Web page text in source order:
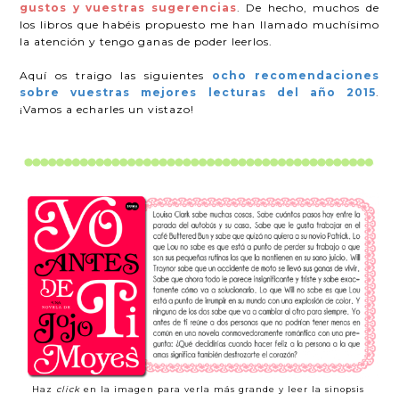
gustos y vuestras sugerencias. De hecho, muchos de
los libros que habéis propuesto me han llamado muchísimo
la atención y tengo ganas de poder leerlos.
Aquí os traigo las siguientes ocho recomendaciones
sobre vuestras mejores lecturas del año 2015.
¡Vamos a echarles un vistazo!
Haz clicken la imagen para verla más grande y leer la sinopsis